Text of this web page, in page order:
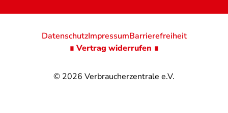
© 2026 Verbraucherzentrale e.V.
DatenschutzImpressumBarrierefreiheit
∎ Vertrag widerrufen ∎